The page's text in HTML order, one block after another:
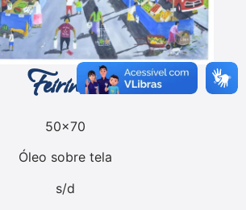
Feirinha
50x70
Óleo sobre tela
s/d